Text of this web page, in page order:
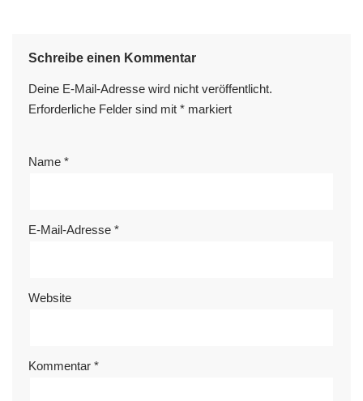
Schreibe einen Kommentar
Deine E-Mail-Adresse wird nicht veröffentlicht.
Erforderliche Felder sind mit * markiert
Name *
E-Mail-Adresse *
Website
Kommentar *